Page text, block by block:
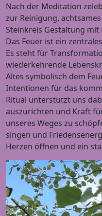
Nach der Meditation
zur Reinigung,
Steinkreis Gestaltung
Das Feuer ist ein
Es steht für
wiederkehrende
Altes symbolisch dem
Intentionen für das
Ritual unterstützt uns
auszurichten und Kraft
unseres Weges zu
singen und
Herzen öffnen und ein